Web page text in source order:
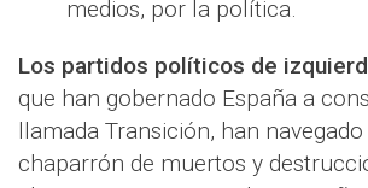
medios, por la política.
Los partidos políticos de
que han gobernado España a
llamada Transición, han
chaparrón de muertos y